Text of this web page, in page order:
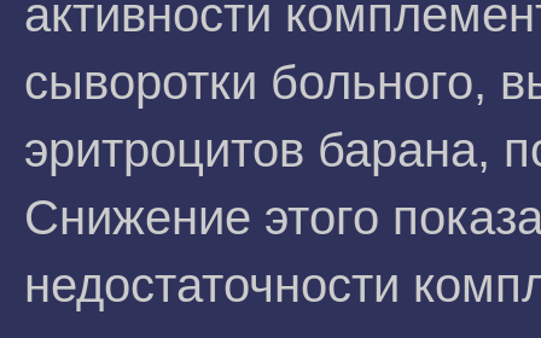
активности
сыворотки больного,
эритроцитов барана,
Снижение этого
недостаточности